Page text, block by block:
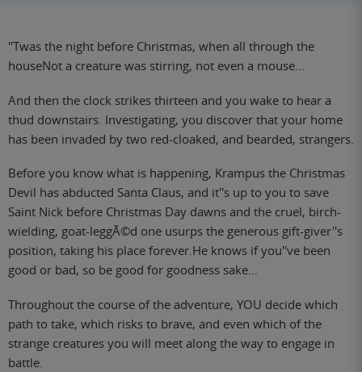
''Twas the night before Christmas, when all through the
houseNot a creature was stirring, not even a mouse...
And then the clock strikes thirteen and you wake to hear a
thud downstairs. Investigating, you discover that your home
has been invaded by two red-cloaked, and bearded, strangers.
Before you know what is happening, Krampus the Christmas
Devil has abducted Santa Claus, and it''s up to you to save
Saint Nick before Christmas Day dawns and the cruel, birch-
wielding, goat-leggÃ©d one usurps the generous gift-giver''s
position, taking his place forever.He knows if you''ve been
good or bad, so be good for goodness sake...
Throughout the course of the adventure, YOU decide which
path to take, which risks to brave, and even which of the
strange creatures you will meet along the way to engage in
battle.